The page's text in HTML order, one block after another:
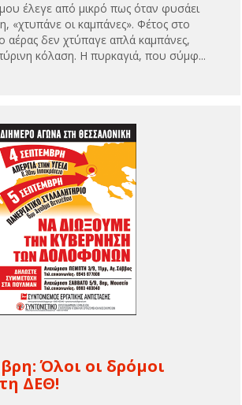
έλεγε από μικρό πως όταν φυσάει
«χτυπάνε οι καμπάνες». Φέτος στο
αέρας δεν χτύπαγε απλά καμπάνες,
κόλαση. Η πυρκαγιά, που σύμφ...
Όλοι οι δρόμοι
ΔΕΘ!